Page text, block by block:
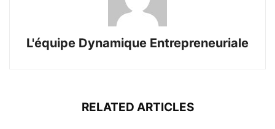
L'équipe Dynamique Entrepreneuriale
RELATED ARTICLES